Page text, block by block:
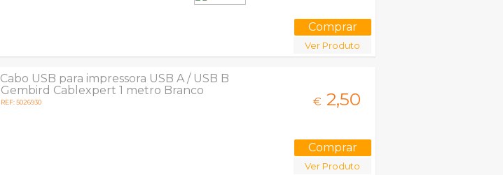
Ver Produto
Cabo USB para impressora USB A / USB B
Gembird Cablexpert 1 metro Branco
REF: 5026930 € 2,50
Ver Produto